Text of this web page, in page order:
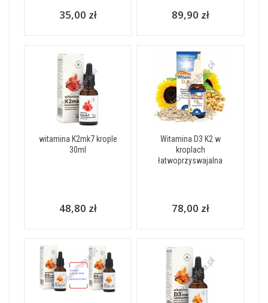
35,00 zł 89,90 zł
witamina K2mk7 krople
30ml
48,80 zł
Witamina D3 K2 w
kroplach
łatwoprzyswajalna
78,00 zł